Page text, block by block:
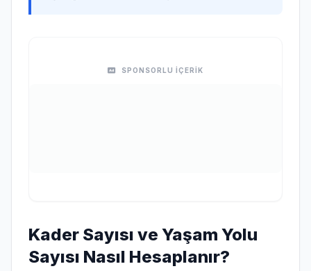
SPONSORLU İÇERİK
Kader Sayısı ve Yaşam Yolu
Sayısı Nasıl Hesaplanır?